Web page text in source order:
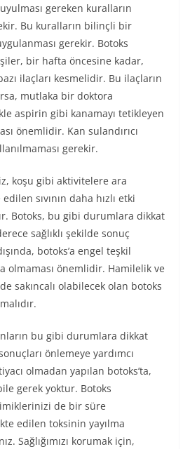
gereken kuralların
Bu kuralların bilinçli bir
gerekir. Botoks
bir hafta öncesine kadar,
ilaçları kesmelidir. Bu ilaçların
mutlaka bir doktora
aspirin gibi kanamayı tetikleyen
önemlidir. Kan sulandırıcı
gerekir.
koşu gibi aktivitelere ara
sıvının daha hızlı etki
Botoks, bu gibi durumlara dikkat
sağlıklı şekilde sonuç
botoks’a engel teşkil
olmaması önemlidir. Hamilelik ve
sakıncalı olabilecek olan botoks
bu gibi durumlara dikkat
önlemeye yardımcı
olmadan yapılan botoks’ta,
gerek yoktur. Botoks
de bir süre
edilen toksinin yayılma
Sağlığımızı korumak için,